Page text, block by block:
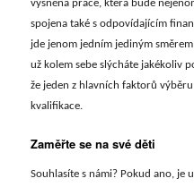
vysněná práce, která bude
spojena také s odpovídajícím
jde jenom jedním jediným
už kolem sebe slýcháte jakékoliv
že jeden z hlavních faktorů
kvalifikace.
Zaměřte se na své děti
Souhlasíte s námi? Pokud ano, je